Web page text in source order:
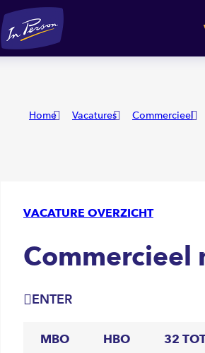
Home Vacatures Commercieel
VACATURE OVERZICHT
Commercieel
ENTER
MBO HBO 32
Commercieel